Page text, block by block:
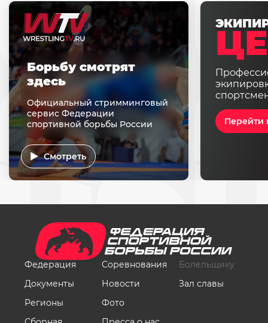
Перейти
Борьбу смотрят
здесь
Официальный стримминговый
сервис Федерации
спортивной борьбы России
Смотреть
Федерация
Документы
Регионы
Соревнования
Новости
Фото
Болельщику
Зал славы